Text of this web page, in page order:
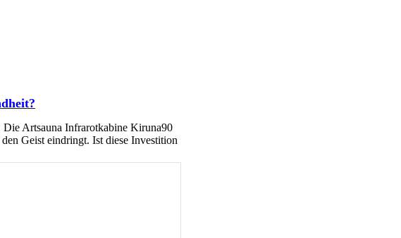
Die Artsauna Infrarotkabine Kiruna90
Geist eindringt. Ist diese Investition